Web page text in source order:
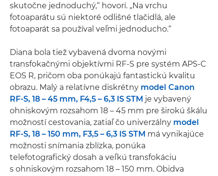
skutočne jednoduchý,“ hovorí. „Na vrchu
fotoaparátu sú niektoré odlišné tlačidlá, ale
fotoaparát sa používal veľmi jednoducho.“
Diana bola tiež vybavená dvoma novými
transfokačnými objektívmi RF-S pre systém APS-C
EOS R, pričom oba ponúkajú fantastickú kvalitu
obrazu. Malý a relatívne diskrétny model Canon
RF-S, 18 – 45 mm, F4,5 – 6,3 IS STM je vybavený
ohniskovým rozsahom 18 – 45 mm pre širokú škálu
možností cestovania, zatiaľ čo univerzálny model
RF-S, 18 – 150 mm, F3,5 – 6,3 IS STM má vynikajúce
možnosti snímania zblízka, ponúka
telefotografický dosah a veľkú transfokáciu
s ohniskovým rozsahom 18 – 150 mm. Obidva